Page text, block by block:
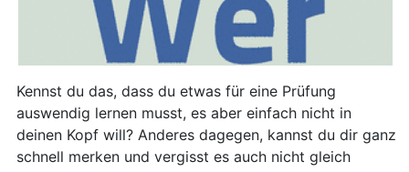
Kennst du das, dass du etwas für eine Prüfung
auswendig lernen musst, es aber einfach nicht in
deinen Kopf will? Anderes dagegen, kannst du dir ganz
schnell merken und vergisst es auch nicht gleich